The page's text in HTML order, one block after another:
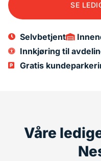
SE
Selvbetjent
Innkjøring til
Gratis
Våre